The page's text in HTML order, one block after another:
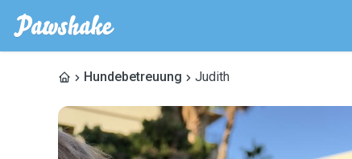
Hundebetreuung Judith